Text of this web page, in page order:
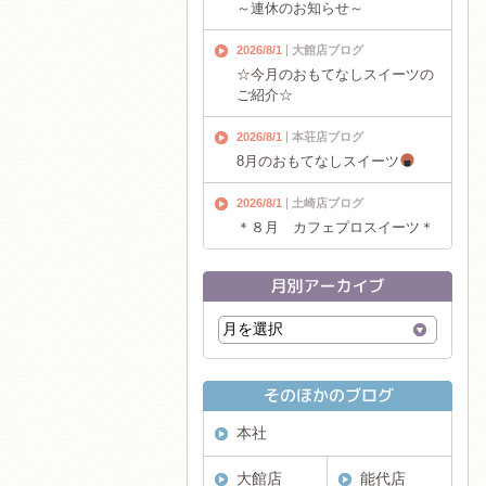
～連休のお知らせ～
2026/8/1 大館店ブログ
☆今月のおもてなしスイーツの
ご紹介☆
2026/8/1 本荘店ブログ
8月のおもてなしスイーツ
2026/8/1 土崎店ブログ
＊８月 カフェプロスイーツ＊
本社
大館店 能代店